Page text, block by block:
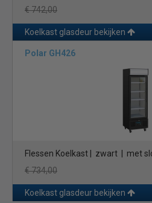
€ 742,00
Koelkast glasdeur bekijken
Polar GH426
Flessen Koelkast | zwart | met
€ 734,00
Koelkast glasdeur bekijken